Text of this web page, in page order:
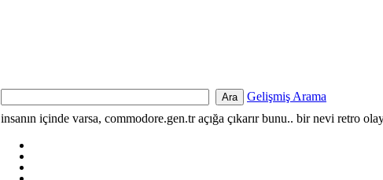
Gelişmiş Arama
insanın içinde varsa, commodore.gen.tr açığa çıkarır bunu.. bir nevi retro